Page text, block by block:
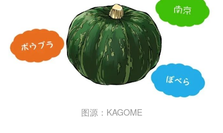
图源：KAGOME